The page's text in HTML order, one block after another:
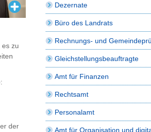
zu
der
Dezernate
Büro des Landrats
Rechnungs- und
Gleichstellungsbeauftragte
Amt für Finanzen
Rechtsamt
Personalamt
Amt für Organisation und